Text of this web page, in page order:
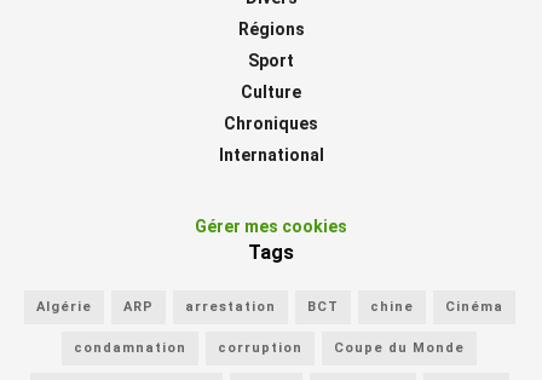
Régions
Sport
Culture
Chroniques
International
Gérer mes cookies
Tags
Algérie ARP arrestation BCT chine Cinéma
condamnation corruption Coupe du Monde